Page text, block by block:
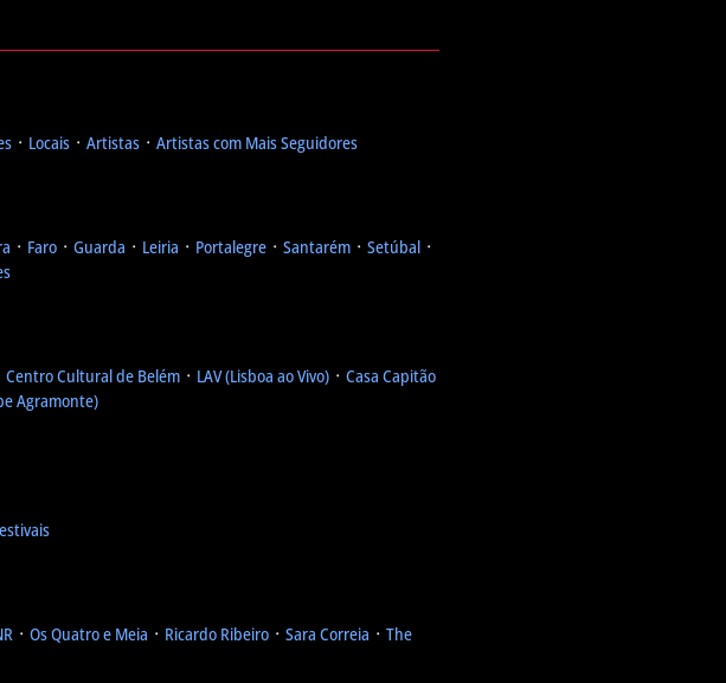
᛫ Locais ᛫ Artistas ᛫ Artistas com Mais Seguidores
᛫ Faro ᛫ Guarda ᛫ Leiria ᛫ Portalegre ᛫ Santarém ᛫ Setúbal ᛫
Centro Cultural de Belém ᛫ LAV (Lisboa ao Vivo) ᛫ Casa Capitão
Agramonte)
᛫ Os Quatro e Meia ᛫ Ricardo Ribeiro ᛫ Sara Correia ᛫ The